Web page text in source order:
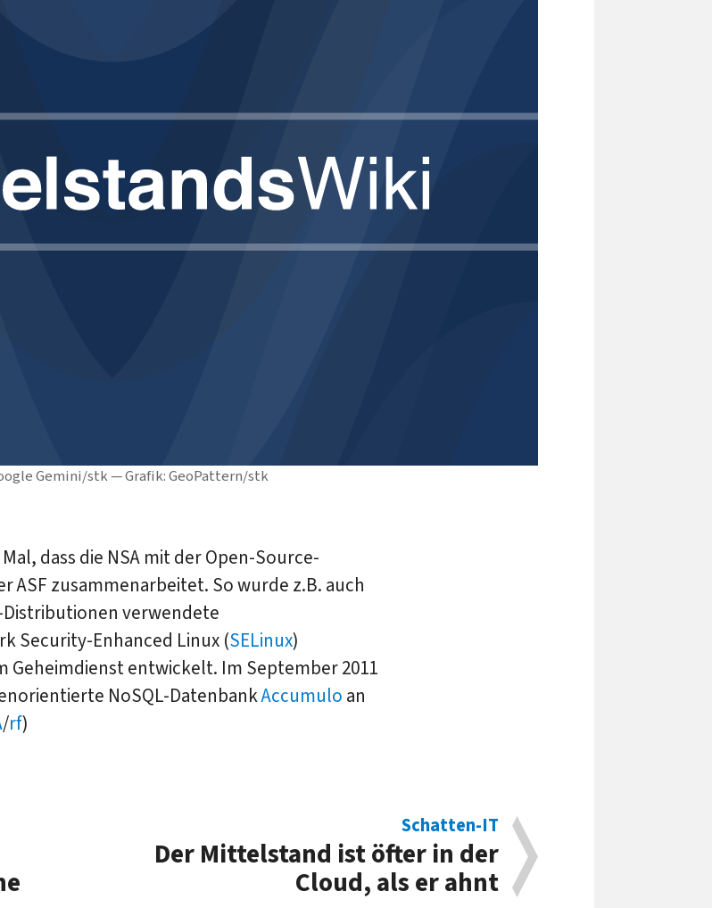
Gemini/stk — Grafik: GeoPattern/stk
dass die NSA mit der Open-Source-
ASF zusammenarbeitet. So wurde z.B. auch
verwendete
Security-Enhanced Linux (SELinux)
Geheimdienst entwickelt. Im September 2011
NoSQL-DatenbankAccumulo an
/rf)
Schatten-IT
Der Mittelstand ist öfter in der
Cloud, als er ahnt